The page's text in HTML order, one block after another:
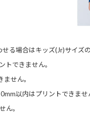
る場合はキッズ(Jr)サイズ
トできません。
せん。
以内はプリントできませ
ん。